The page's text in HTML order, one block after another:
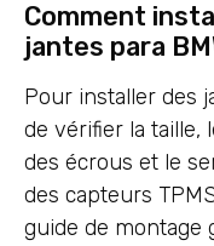
Comment
jantes para
Pour installer des
de vérifier la taille,
des écrous et le
des capteurs
guide de montage